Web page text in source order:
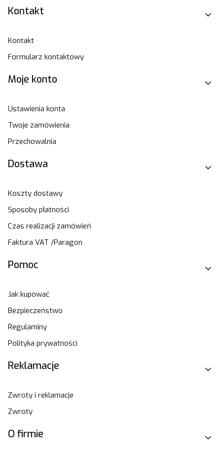
Linki w stopce
Kontakt
Kontakt
Formularz kontaktowy
Moje konto
Ustawienia konta
Twoje zamówienia
Przechowalnia
Dostawa
Koszty dostawy
Sposoby płatności
Czas realizacji zamówień
Faktura VAT /Paragon
Pomoc
Jak kupować
Bezpieczeństwo
Regulaminy
Polityka prywatności
Reklamacje
Zwroty i reklamacje
Zwroty
O firmie